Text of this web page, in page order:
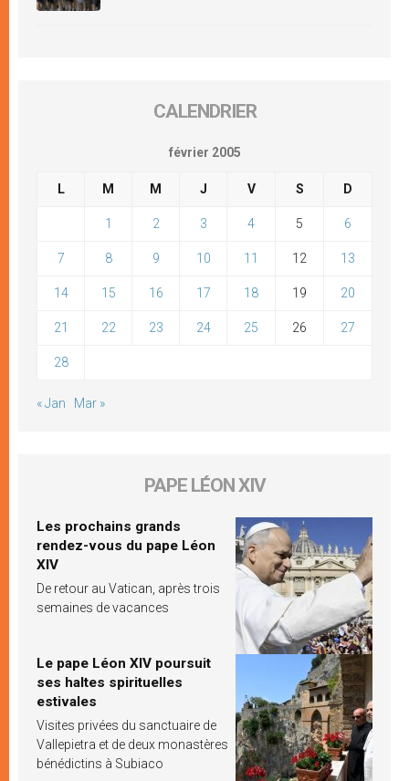
CALENDRIER
février 2005
L M M J V S D
1 2 3 4 5 6
7 8 9 10 11 12 13
14 15 16 17 18 19 20
21 22 23 24 25 26 27
28
« Jan Mar »
PAPE LÉON XIV
Les prochains grands
rendez-vous du pape Léon
XIV
De retour au Vatican, après trois
semaines de vacances
Le pape Léon XIV poursuit
ses haltes spirituelles
estivales
Visites privées du sanctuaire de
Vallepietra et de deux monastères
bénédictins à Subiaco